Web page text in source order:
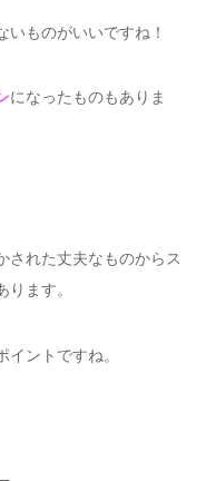
ものがいいですね！
になったものもありま
された丈夫なものからス
ます。
ントですね。